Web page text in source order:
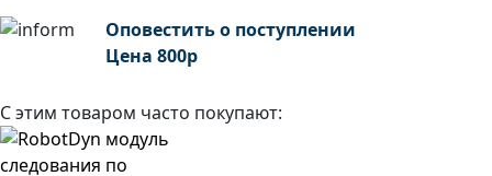
Оповестить о поступлении
Цена 800р
С этим товаром часто покупают: